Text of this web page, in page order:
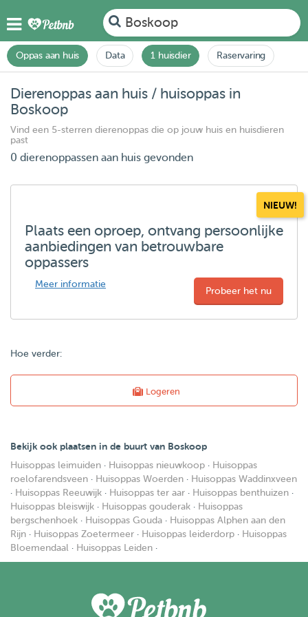
Boskoop
Oppas aan huis Data 1 huisdier Raservaring
Dierenoppas aan huis / huisoppas in
Boskoop
Vind een 5-sterren dierenoppas die op jouw huis en huisdieren
past
0 dierenoppassen aan huis gevonden
NIEUW!
Plaats een oproep, ontvang persoonlijke
aanbiedingen van betrouwbare
oppassers
Meer informatie
Probeer het nu
Hoe verder:
Logeren
Bekijk ook plaatsen in de buurt van Boskoop
Huisoppas leimuiden · Huisoppas nieuwkoop · Huisoppas
roelofarendsveen · Huisoppas Woerden · Huisoppas Waddinxveen
· Huisoppas Reeuwijk · Huisoppas ter aar · Huisoppas benthuizen ·
Huisoppas bleiswijk · Huisoppas gouderak · Huisoppas
bergschenhoek · Huisoppas Gouda · Huisoppas Alphen aan den
Rijn · Huisoppas Zoetermeer · Huisoppas leiderdorp · Huisoppas
Bloemendaal · Huisoppas Leiden ·